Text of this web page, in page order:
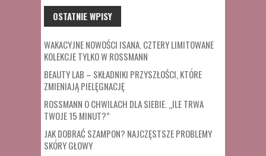
OSTATNIE WPISY
WAKACYJNE NOWOŚCI ISANA. CZTERY LIMITOWANE
KOLEKCJE TYLKO W ROSSMANN
BEAUTY LAB – SKŁADNIKI PRZYSZŁOŚCI, KTÓRE
ZMIENIAJĄ PIELĘGNACJĘ
ROSSMANN O CHWILACH DLA SIEBIE. „ILE TRWA
TWOJE 15 MINUT?”
JAK DOBRAĆ SZAMPON? NAJCZĘSTSZE PROBLEMY
SKÓRY GŁOWY